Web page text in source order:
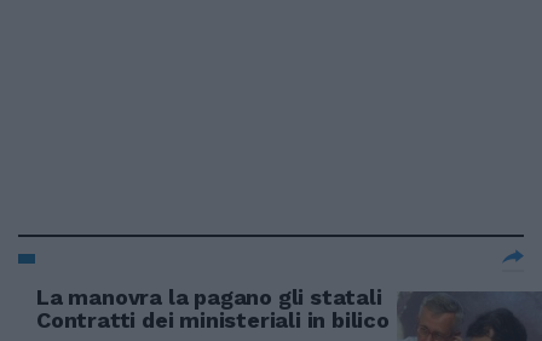
La manovra la pagano gli statali
Contratti dei ministeriali in bilico